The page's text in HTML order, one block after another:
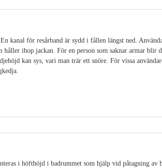
kanal för resårband är sydd i fållen längst ned.
håller ihop jackan. För en person som saknar armar blir
kan sys, vari man trär ett snöre. För vissa
i höfthöjd i badrummet som hjälp vid påtagning av